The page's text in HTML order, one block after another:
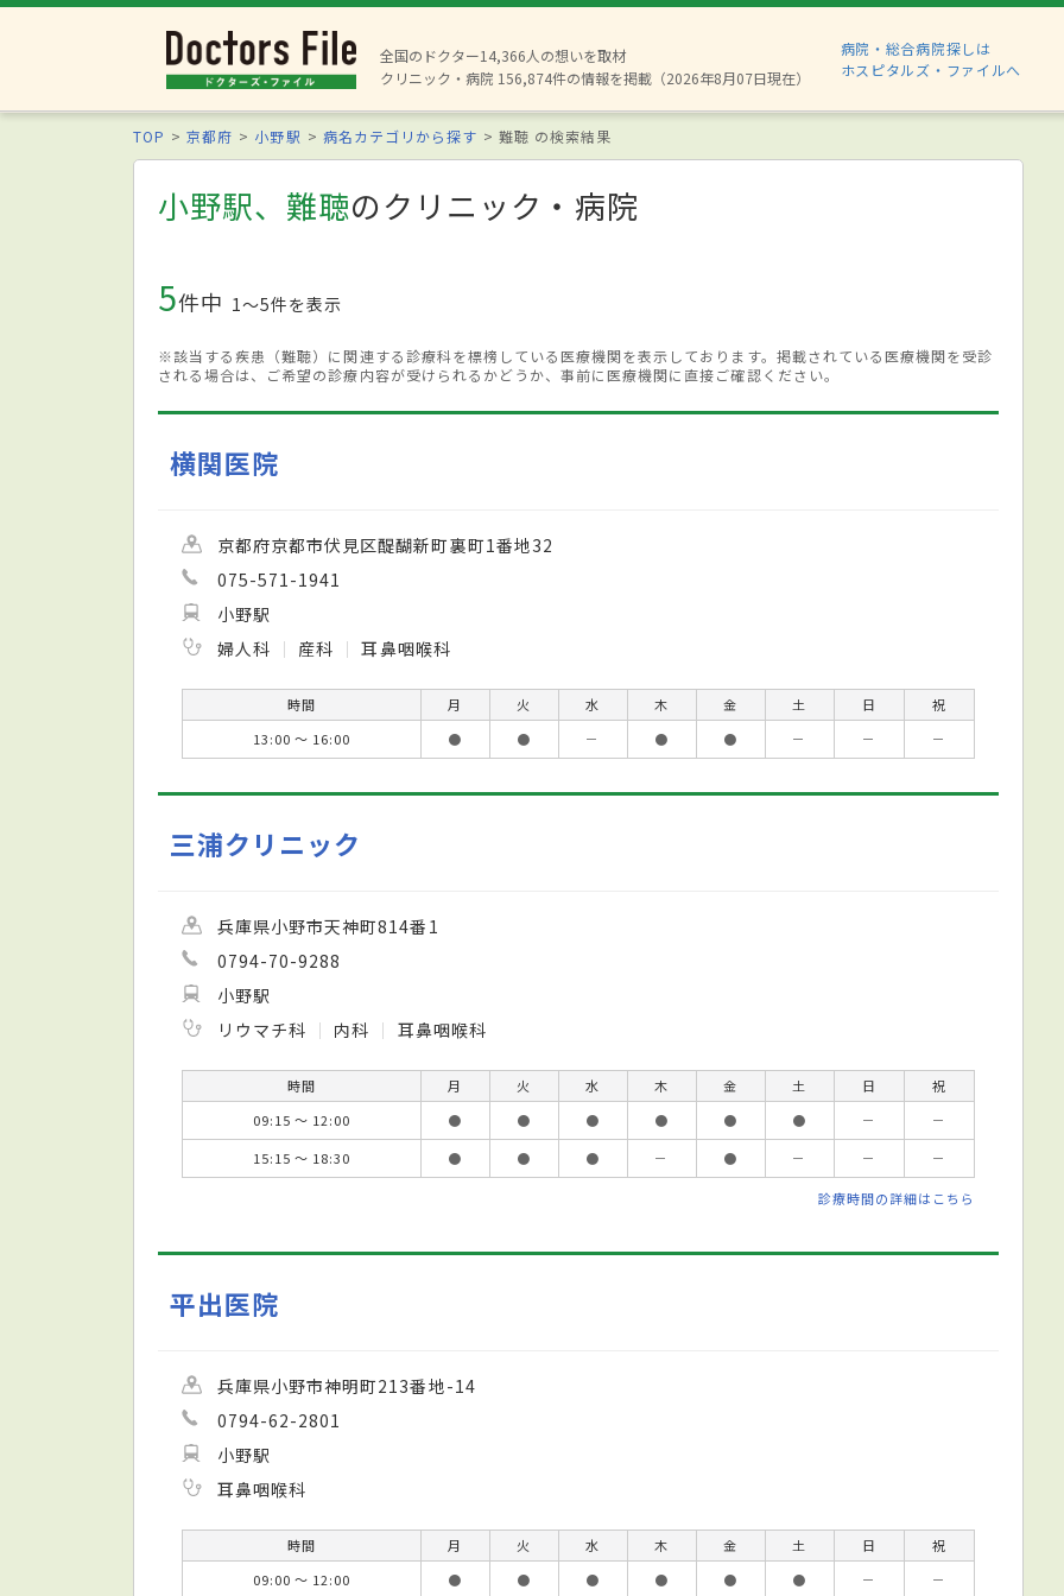
全国のドクター14,366人の想いを取材
クリニック・病院 156,874件の情報を掲載（2026年8月07日現在）
病院・総合病院探しは
ホスピタルズ・ファイルへ
TOP 京都府 小野駅 病名カテゴリから探す 難聴 の検索結果
小野駅、難聴のクリニック・病院
5件中 1〜5件を表示
※該当する疾患（難聴）に関連する診療科を標榜している医療機関を表示しております。掲載されている医療機関を受診
される場合は、ご希望の診療内容が受けられるかどうか、事前に医療機関に直接ご確認ください。
横関医院
京都府京都市伏見区醍醐新町裏町1番地32
075-571-1941
小野駅
婦人科
産科 耳鼻咽喉科
時間 月 火 水 木 金 土 日
祝
13:00 ～ 16:00
● ● － ● ● － － －
三浦クリニック
兵庫県小野市天神町814番1
0794-70-9288
小野駅
リウマチ科
内科 耳鼻咽喉科
時間 月 火 水 木 金 土 日
祝
09:15 ～ 12:00
● ● ● ● ● ● －
－
15:15 ～ 18:30
● ● ● － ● － － －
診療時間の詳細はこちら
平出医院
兵庫県小野市神明町213番地-14
0794-62-2801
小野駅
耳鼻咽喉科
時間 月 火 水 木 金 土 日
祝
09:00 ～ 12:00
● ● ● ● ● ● －
－